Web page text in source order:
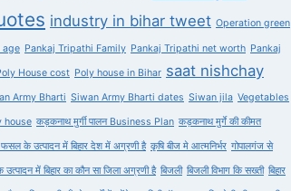
industry in bihar tweet Operation green
age Pankaj Tripathi Family Pankaj Tripathi net worth Pankaj
House cost Poly house in Bihar saat nishchay
Army Bharti Siwan Army Bharti dates Siwan jila Vegetables
house कड़कनाथ मुर्गी पालन Business Plan कड़कनाथ मुर्गे की कीमत
के उत्पादन में बिहार देश में अग्रणी है कृषि बीज मे आत्मनिर्भर गोपालगंज से
में बिहार का कौन सा जिला अग्रणी है बिजली बिजली विभाग कि सख्ती बिहार